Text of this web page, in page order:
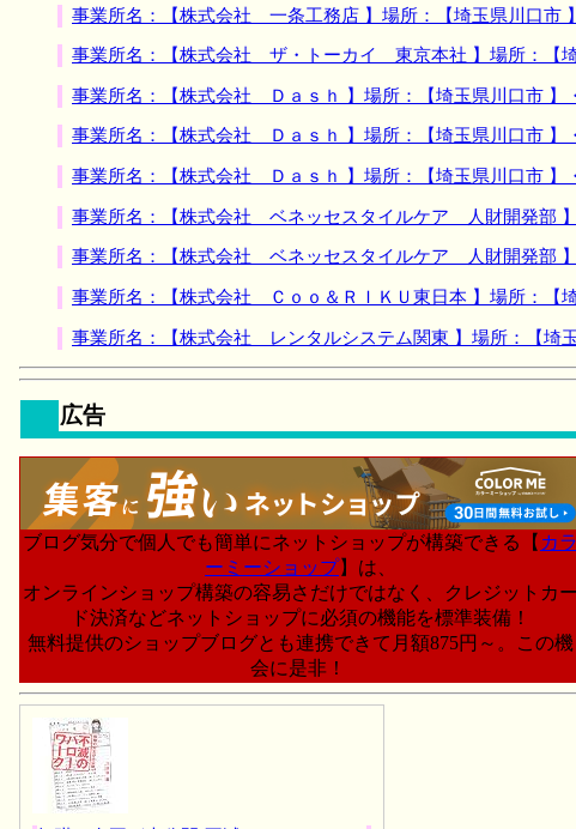
事業所名：【株式会社 一条工務店 】場所：【埼玉県川口市
事業所名：【株式会社 ザ・トーカイ 東京本社 】場所：【埼
事業所名：【株式会社 Ｄａｓｈ 】場所：【埼玉県川口市 】
事業所名：【株式会社 Ｄａｓｈ 】場所：【埼玉県川口市 】
事業所名：【株式会社 Ｄａｓｈ 】場所：【埼玉県川口市 】
事業所名：【株式会社 ベネッセスタイルケア 人財開発部 】
事業所名：【株式会社 ベネッセスタイルケア 人財開発部 】
事業所名：【株式会社 Ｃｏｏ＆ＲＩＫＵ東日本 】場所：【
事業所名：【株式会社 レンタルシステム関東 】場所：【埼
広告
ブログ気分で個人でも簡単にネットショップが構築できる【 カラ
ーミーショップ】は、
オンラインショップ構築の容易さだけではなく、クレジットカー
ド決済などネットショップに必須の機能を標準装備！
無料提供のショップブログとも連携できて月額875円～。この機
会に是非！